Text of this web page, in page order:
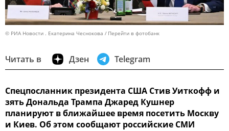
© РИА Новости . Екатерина Чеснокова Перейти в фотобанк
Читать в Дзен Telegram
Спецпосланник президента США Стив Уиткофф и
зять Дональда Трампа Джаред Кушнер
планируют в ближайшее время посетить Москву
и Киев. Об этом сообщают российские СМИ